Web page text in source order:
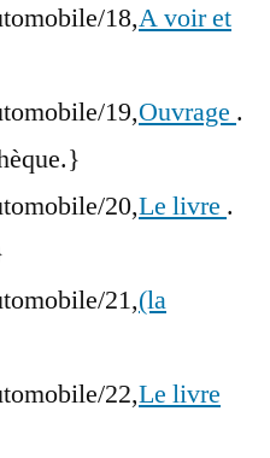
18,A voir et
19,Ouvrage .
20,Le livre .
21,(la
22,Le livre